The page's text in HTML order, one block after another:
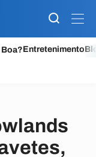
Boa?Entretenimento